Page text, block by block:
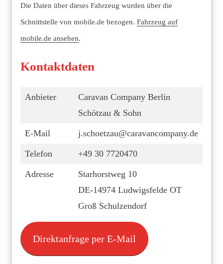
Die Daten über dieses Fahrzeug wurden über die
Schnittstelle von mobile.de bezogen.Fahrzeug auf
mobile.de ansehen.
Kontaktdaten
Anbieter
Caravan Company Berlin
Schötzau & Sohn
E-Mail j.schoetzau@caravancompany.de
Telefon +49 30 7720470
Adresse
Starhorstweg 10
DE-14974 Ludwigsfelde OT
Groß Schulzendorf
Direktanfrage per E-Mail